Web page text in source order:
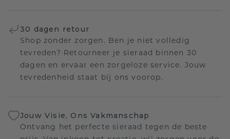
30 dagen retour
Shop zonder zorgen. Ben je niet volledig
tevreden? Retourneer je sieraad binnen 30
dagen en ervaar een zorgeloze service. Jouw
tevredenheid staat bij ons voorop.
Jouw Visie, Ons Vakmanschap
Ontvang het perfecte sieraad tegen de beste